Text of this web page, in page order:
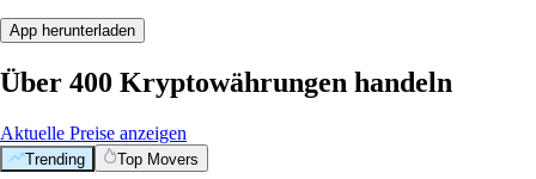
App herunterladen
Über 400 Kryptowährungen handeln
Aktuelle Preise anzeigen
Trending Top Movers